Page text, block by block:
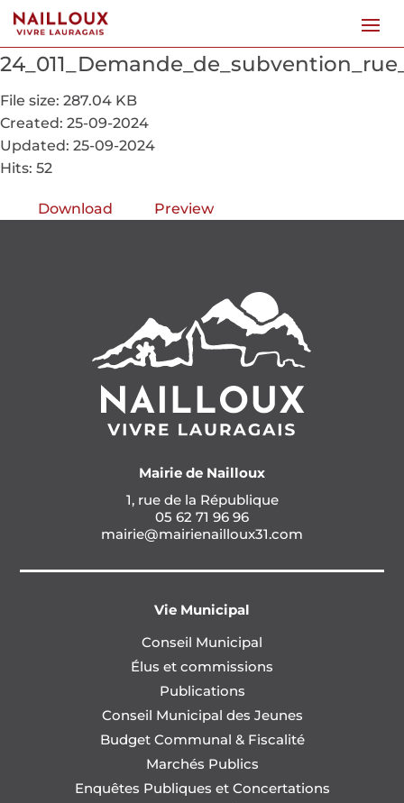
File size: 287.04 KB
Created: 25-09-2024
Updated: 25-09-2024
Hits: 52
Download Preview
Mairie de Nailloux
1, rue de la République
05 62 71 96 96
mairie@mairienailloux31.com
Vie Municipal
Conseil Municipal
Élus et commissions
Publications
Conseil Municipal des Jeunes
Budget Communal & Fiscalité
Marchés Publics
Enquêtes Publiques et Concertations